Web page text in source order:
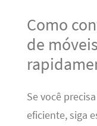
Como
de
Se você
eficiente, siga